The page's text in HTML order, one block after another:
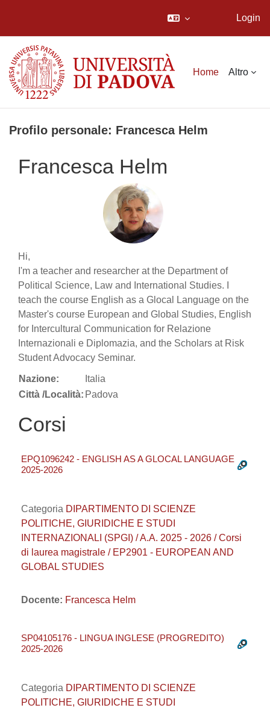
Login
Home Altro
Profilo personale: Francesca Helm
Francesca Helm
Hi,
I'm a teacher and researcher at the Department of
Political Science, Law and International Studies. I
teach the course English as a Glocal Language on the
Master's course European and Global Studies, English
for Intercultural Communication for Relazione
Internazionali e Diplomazia, and the Scholars at Risk
Student Advocacy Seminar.
Nazione:
Italia
Città /Località: Padova
Corsi
EPQ1096242 - ENGLISH AS A GLOCAL LANGUAGE
2025-2026
Categoria DIPARTIMENTO DI SCIENZE
POLITICHE, GIURIDICHE E STUDI
INTERNAZIONALI (SPGI) / A.A. 2025 - 2026 / Corsi
di laurea magistrale / EP2901 - EUROPEAN AND
GLOBAL STUDIES
Docente: Francesca Helm
SP04105176 - LINGUA INGLESE (PROGREDITO)
2025-2026
Categoria DIPARTIMENTO DI SCIENZE
POLITICHE, GIURIDICHE E STUDI